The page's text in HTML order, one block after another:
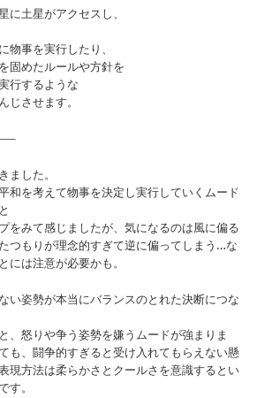
に土星がアクセスし、
物事を実行したり、
固めたルールや方針を
行するような
じさせます。
ました。
和を考えて物事を決定し実行していくムード
をみて感じましたが、気になるのは風に偏る
つもりが理念的すぎて逆に偏ってしまう…な
には注意が必要かも。
い姿勢が本当にバランスのとれた決断につな
、怒りや争う姿勢を嫌うムードが強まりま
も、闘争的すぎると受け入れてもらえない懸
現方法は柔らかさとクールさを意識するとい
す。